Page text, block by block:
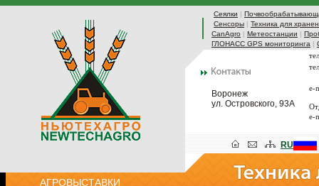
Сеялки |
Сенсоры | Техника для
CanAgro | Метеостанции |
ГЛОНАСС GPS мониторинга |
Воронеж
ул. Островского, 93А
e-
e-
АГРОВЫСТАВКИ
RU